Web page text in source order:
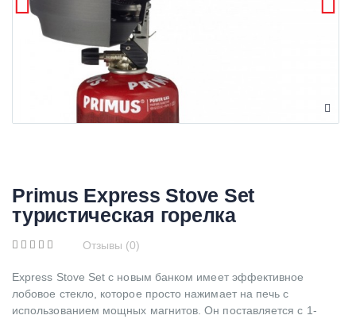
Primus Express Stove Set
туристическая горелка
Отзывы (0)
Express Stove Set с новым банком имеет эффективное
лобовое стекло, которое просто нажимает на печь с
использованием мощных магнитов. Он поставляется с 1-